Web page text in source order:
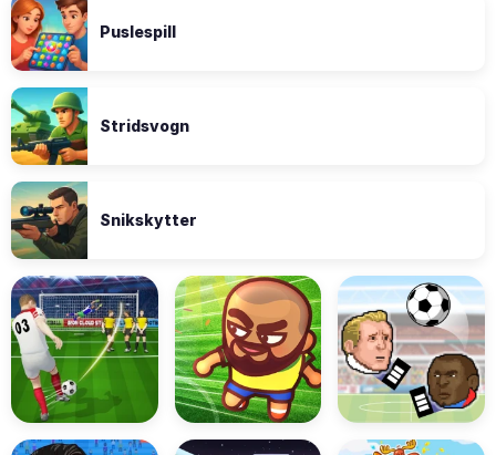
Puslespill
Stridsvogn
Snikskytter